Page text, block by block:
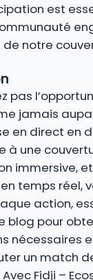
est
notre
pas
jamais
en direct en
à une
immersive,
temps réel,
action,
blog pour
nécessaires
un match
Fidji –